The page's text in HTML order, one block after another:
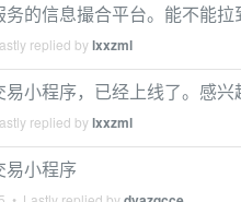
的信息撮合平台。能不能拉
replied bylxxzml
小程序，已经上线了。感
replied bylxxzml
易小程序